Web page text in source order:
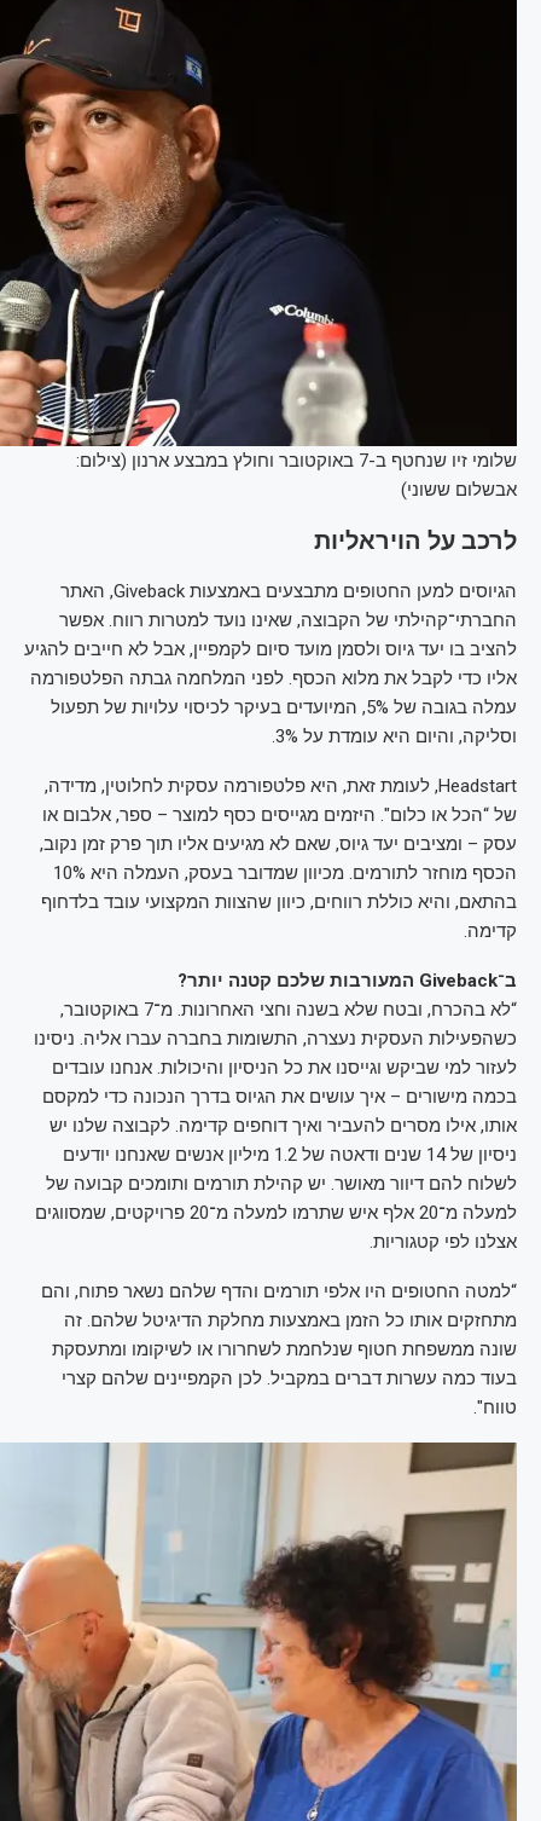
שלומי זיו שנחטף ב-7 באוקטובר וחולץ במבצע ארנון (צילום:
אבשלום ששוני)
לרכב על הויראליות
הגיוסים למען החטופים מתבצעים באמצעות Giveback, האתר
החברתי־קהילתי של הקבוצה, שאינו נועד למטרות רווח. אפשר
להציב בו יעד גיוס ולסמן מועד סיום לקמפיין, אבל לא חייבים להגיע
אליו כדי לקבל את מלוא הכסף. לפני המלחמה גבתה הפלטפורמה
עמלה בגובה של 5%, המיועדים בעיקר לכיסוי עלויות של תפעול
וסליקה, והיום היא עומדת על 3%.
Headstart, לעומת זאת, היא פלטפורמה עסקית לחלוטין, מדידה,
של “הכל או כלום". היזמים מגייסים כסף למוצר – ספר, אלבום או
עסק – ומציבים יעד גיוס, שאם לא מגיעים אליו תוך פרק זמן נקוב,
הכסף מוחזר לתורמים. מכיוון שמדובר בעסק, העמלה היא 10%
בהתאם, והיא כוללת רווחים, כיוון שהצוות המקצועי עובד בלדחוף
קדימה.
ב־Giveback המעורבות שלכם קטנה יותר?
“לא בהכרח, ובטח שלא בשנה וחצי האחרונות. מ־7 באוקטובר,
כשהפעילות העסקית נעצרה, התשומות בחברה עברו אליה. ניסינו
לעזור למי שביקש וגייסנו את כל הניסיון והיכולות. אנחנו עובדים
בכמה מישורים – איך עושים את הגיוס בדרך הנכונה כדי למקסם
אותו, אילו מסרים להעביר ואיך דוחפים קדימה. לקבוצה שלנו יש
ניסיון של 14 שנים ודאטה של 1.2 מיליון אנשים שאנחנו יודעים
לשלוח להם דיוור מאושר. יש קהילת תורמים ותומכים קבועה של
למעלה מ־20 אלף איש שתרמו למעלה מ־20 פרויקטים, שמסווגים
אצלנו לפי קטגוריות.
“למטה החטופים היו אלפי תורמים והדף שלהם נשאר פתוח, והם
מתחזקים אותו כל הזמן באמצעות מחלקת הדיגיטל שלהם. זה
שונה ממשפחת חטוף שנלחמת לשחרורו או לשיקומו ומתעסקת
בעוד כמה עשרות דברים במקביל. לכן הקמפיינים שלהם קצרי
טווח".